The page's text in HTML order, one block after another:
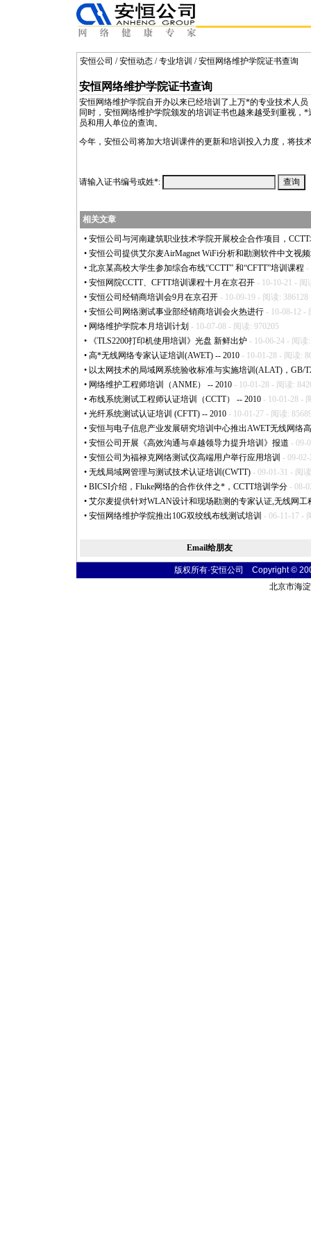
安恒公司 /安恒动态 /专业培训 / 安恒网络维护学院证书查询
安恒网络维护学院证书查询
安恒网络维护学院自开办以来已经培训了上万*的专业技术人员
同时，安恒网络维护学院颁发的培训证书也越来越受到重视， *
员和用人单位的查询。
今年，安恒公司将加大培训课件的更新和培训投入力度，将技
请输入证书编号或姓*:
相关文章
• 安恒公司与河南建筑职业技术学院开展校企合作项目，
• 安恒公司提供艾尔麦AirMagnet WiFi分析和勘测软件中文视
• 北京某高校大学生参加综合布线“CCTT” 和“CFTT”培训课程 -
• 安恒网院CCTT、CFTT培训课程十月在京召开 - 10-10-21 - 阅
• 安恒公司经销商培训会9月在京召开 - 10-09-19 - 阅读: 386128
• 安恒公司网络测试事业部经销商培训会火热进行 - 10-08-12 -
• 网络维护学院本月培训计划 - 10-07-08 - 阅读: 970205
•
《TLS2200打印机使用培训》光盘 新鲜出炉 - 10-06-24 - 阅读
• 高*无线网络专家认证培训(AWET) -- 2010 - 10-01-28 - 阅读:
• 以太网技术的局域网系统验收标准与实施培训(ALAT)，GB/
• 网络维护工程师培训（ANME） -- 2010 - 10-01-28 - 阅读:
• 布线系统测试工程师认证培训（CCTT） -- 2010 - 10-01-28 -
• 光纤系统测试认证培训 (CFTT) -- 2010 - 10-01-27 - 阅读:
• 安恒与电子信息产业发展研究培训中心推出AWET无线网络高
• 安恒公司开展《高效沟通与卓越领导力提升培训》报道 - 09-
• 安恒公司为福禄克网络测试仪高端用户举行应用培训 - 09-
• 无线局域网管理与测试技术认证培训(CWTT) - 09-01-31 - 阅
• BICSI介绍，Fluke网络的合作伙伴之* ，CCTT培训学分 - 08-
• 艾尔麦提供针对WLAN设计和现场勘测的专家认证,无线网工
• 安恒网络维护学院推出10G双绞线布线测试培训 - 06-11-17 -
Email给朋友
版权所有·安恒公司 Copyright ©
北京市海